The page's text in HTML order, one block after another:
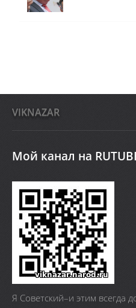
VIKNAZAR
Мой канал на
Я Cоветский–и этим всегда